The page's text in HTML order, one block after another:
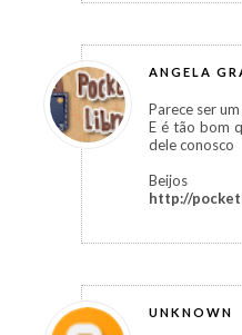
ANGELA
Parece ser
E é tão bom
dele conosco
Beijos
http://
UNKNOWN